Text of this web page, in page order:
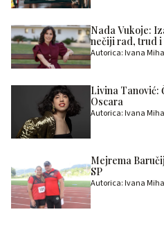
Nada Vukoje:
nečiji rad, trud i
Autorica: Ivana
Livina Tanović:
Oscara
Autorica: Ivana
Mejrema
SP
Autorica: Ivana